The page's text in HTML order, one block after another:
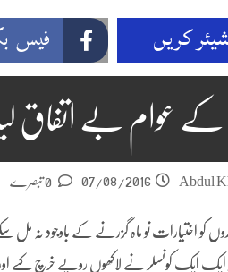
کریں فیس
کے عوام بے اتفاق
Abdul
07/08/2016
کو اختیارات نو ماہ گزرنے کے باوجود
ایک ایک کونسلر نے لاکھوں روپے خرچ کیے اور